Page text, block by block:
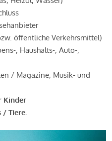
öffentliche Verkehrsmittel)
, Haushalts-, Auto-,
/ Magazine, Musik- und
Kinder
Tiere.